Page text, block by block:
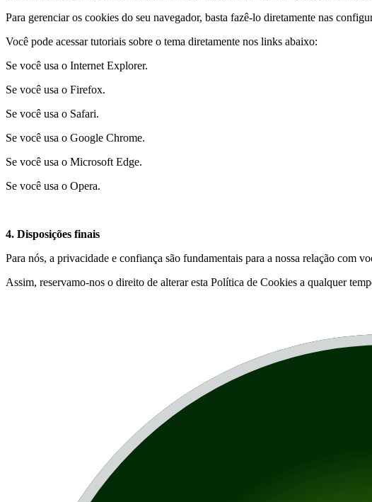
Para gerenciar os cookies do seu navegador, basta fazê-lo diretamente nas
Você pode acessar tutoriais sobre o tema diretamente nos links abaixo:
Se você usa o Internet Explorer.
Se você usa o Firefox.
Se você usa o Safari.
Se você usa o Google Chrome.
Se você usa o Microsoft Edge.
Se você usa o Opera.
4. Disposições finais
Para nós, a privacidade e confiança são fundamentais para a nossa relação com
Assim, reservamo-nos o direito de alterar esta Política de Cookies a qualquer